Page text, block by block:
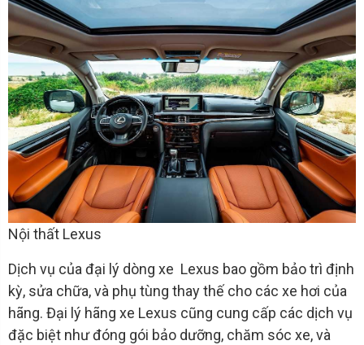
Nội thất Lexus
Dịch vụ của đại lý dòng xe Lexus bao gồm bảo trì định
kỳ, sửa chữa, và phụ tùng thay thế cho các xe hơi của
hãng. Đại lý hãng xe Lexus cũng cung cấp các dịch vụ
đặc biệt như đóng gói bảo dưỡng, chăm sóc xe, và